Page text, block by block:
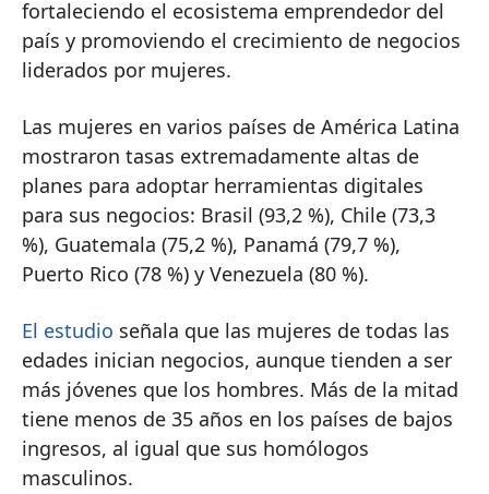
fortaleciendo el ecosistema emprendedor del
país y promoviendo el crecimiento de negocios
liderados por mujeres.
Las mujeres en varios países de América Latina
mostraron tasas extremadamente altas de
planes para adoptar herramientas digitales
para sus negocios: Brasil (93,2 %), Chile (73,3
%), Guatemala (75,2 %), Panamá (79,7 %),
Puerto Rico (78 %) y Venezuela (80 %).
El estudio señala que las mujeres de todas las
edades inician negocios, aunque tienden a ser
más jóvenes que los hombres. Más de la mitad
tiene menos de 35 años en los países de bajos
ingresos, al igual que sus homólogos
masculinos.